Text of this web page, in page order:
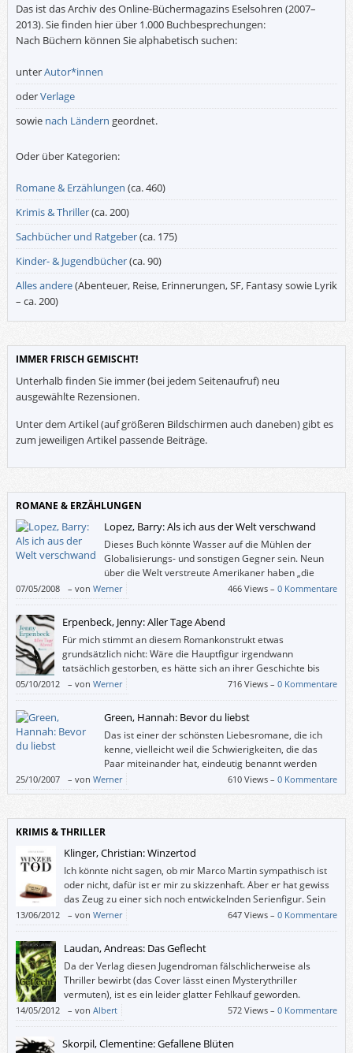
Das ist das Archiv des Online-Büchermagazins Eselsohren (2007–
2013). Sie finden hier über 1.000 Buchbesprechungen:
Nach Büchern können Sie alphabetisch suchen:
unterAutor*innen
oderVerlage
sowie nach Ländern geordnet.
Oder über Kategorien:
Romane & Erzählungen (ca. 460)
Krimis & Thriller(ca. 200)
Sachbücher und Ratgeber(ca. 175)
Kinder- & Jugendbücher(ca. 90)
Alles andere(Abenteuer, Reise, Erinnerungen, SF, Fantasy sowie Lyrik
– ca. 200)
IMMER FRISCH GEMISCHT!
Unterhalb finden Sie immer (bei jedem Seitenaufruf) neu
ausgewählte Rezensionen.
Unter dem Artikel (auf größeren Bildschirmen auch daneben) gibt es
zum jeweiligen Artikel passende Beiträge.
ROMANE & ERZÄHLUNGEN
Lopez, Barry: Als ich aus der Welt verschwand
Dieses Buch könnte Wasser auf die Mühlen der
Globalisierungs- und sonstigen Gegner sein. Neun
über die Welt verstreute Amerikaner haben „die
Unverfrorenheit der Firmenkonglomerate, die
geheimen Absprachen zwischen Regierung und Wirtschaft oder die
Feigheit der Nachrichtensprecher“ nicht mehr ausgehalten und üben eine
Art von sanftem Widerstand aus.
07/05/2008 – von Werner 466 Views –0 Kommentare
Erpenbeck, Jenny: Aller Tage Abend
Für mich stimmt an diesem Romankonstrukt etwas
grundsätzlich nicht: Wäre die Hauptfigur irgendwann
tatsächlich gestorben, es hätte sich an ihrer Geschichte bis
dahin nichts geändert. Wozu also muss sie dauernd das
Zeitliche segnen? Einzig, damit die Autorin deren Leben nicht
geradeheraus zu erzählen braucht?
05/10/2012 – von Werner 716 Views –0 Kommentare
Green, Hannah: Bevor du liebst
Das ist einer der schönsten Liebesromane, die ich
kenne, vielleicht weil die Schwierigkeiten, die das
Paar miteinander hat, eindeutig benannt werden
(können). Darüber hinaus nimmt uns Hannah Green
in “Of Such Small Differences” (Originaltitel) in die Welt der Taubblinden
25/10/2007 – von Werner 610 Views –0 Kommentare
KRIMIS & THRILLER
Klinger, Christian: Winzertod
Ich könnte nicht sagen, ob mir Marco Martin sympathisch ist
oder nicht, dafür ist er mir zu skizzenhaft. Aber er hat gewiss
das Zeug zu einer sich noch entwickelnden Serienfigur. Sein
erster großer Fall gemahnt an beschaulich-britische (oder
gemütlich-wienerische) Whodunits.
13/06/2012 – von Werner 647 Views –0 Kommentare
Laudan, Andreas: Das Geflecht
Da der Verlag diesen Jugendroman fälschlicherweise als
Thriller bewirbt (das Cover lässt einen Mysterythriller
vermuten), ist es ein leider glatter Fehlkauf geworden.
14/05/2012 – von Albert 572 Views –0 Kommentare
Skorpil, Clementine: Gefallene Blüten